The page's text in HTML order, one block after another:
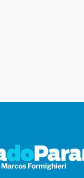
Marcos Formighieri